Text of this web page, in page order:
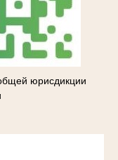
юрисдикции